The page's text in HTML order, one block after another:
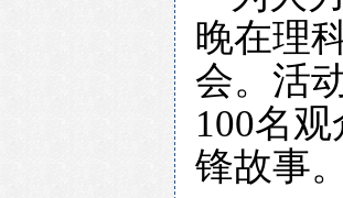
晚在理
会。活
100名
锋故事